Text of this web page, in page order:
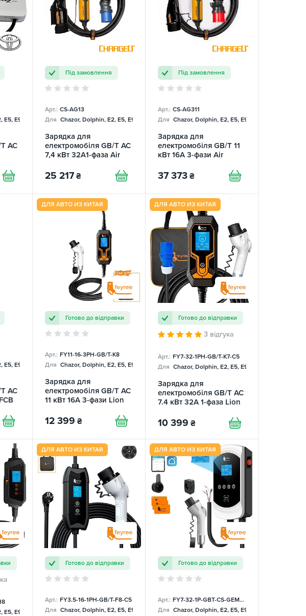
E5, E9, Mercedes
AC
Під замовлення
Арт.: CS-AG13
Для Chazor, Dolphin, E2, E5, E9, Mercedes
Зарядка для
електромобіля GB/T AC
7,4 кВт 32A1-фаза Air
25 217 ₴
Під замовлення
Арт.: CS-AG311
Для Chazor, Dolphin, E2, E5, E9, Mercedes
Зарядка для
електромобіля GB/T 11
кВт 16A 3-фази Air
37 373 ₴
E5, E9, Mercedes
AC
ДЛЯ АВТО ИЗ КИТАЯ
Готово до відправки
Арт.: FY11-16-3PH-GB/T-K8
Для Chazor, Dolphin, E2, E5, E9, Mercedes
Зарядка для
електромобіля GB/T AC
11 кВт 16A 3-фази Lion
12 399 ₴
ДЛЯ АВТО ИЗ КИТАЯ
Готово до відправки
3 відгука
Арт.: FY7-32-1PH-GB/T-K7-C5
Для Chazor, Dolphin, E2, E5, E9, Mercedes
Зарядка для
електромобіля GB/T AC
7.4 кВт 32А 1-фаза Lion
10 399 ₴
E5, E9, Mercedes
ДЛЯ АВТО ИЗ КИТАЯ
Готово до відправки
Арт.: FY3.5-16-1PH-GB/T-F8-C5
Для Chazor, Dolphin, E2, E5, E9, Mercedes
ДЛЯ АВТО ИЗ КИТАЯ
Готово до відправки
Арт.: FY7-32-1P-GBT-CS-GEM-DLB
Для Chazor, Dolphin, E2, E5, E9, Mercedes